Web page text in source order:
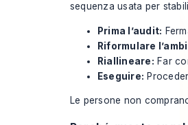
sequenza usata per
Prima l’audit:
Riformulare
Riallineare: Far
Eseguire:
Le persone non